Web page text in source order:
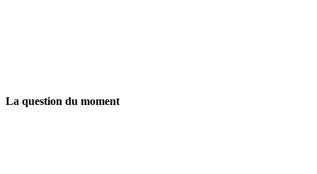
La question du moment